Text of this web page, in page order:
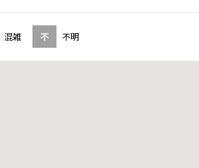
混雑 不 不明